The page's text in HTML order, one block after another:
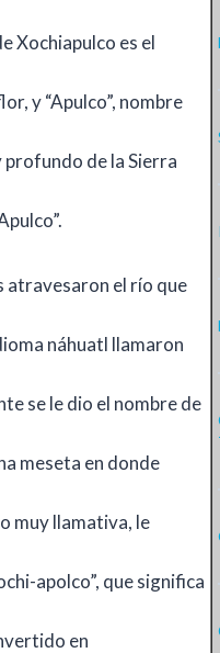
Xochiapulco es el
y “Apulco”, nombre
de la Sierra
atravesaron el río que
náhuatl llamaron
se le dio el nombre de
meseta en donde
muy llamativa, le
apolco”, que significa
en